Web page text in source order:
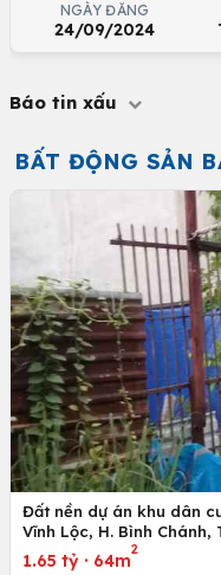
NGÀY ĐĂNG
24/09/2024
Báo tin xấu
BẤT ĐỘNG SẢN
Đất nền dự án khu dân
Vĩnh Lộc, H. Bình Chánh,
1.65 tỷ · 64m
2